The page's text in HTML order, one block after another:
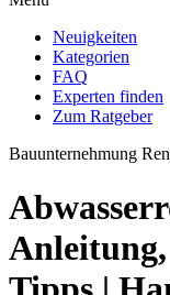
Neuigkeiten
Kategorien
FAQ
Experten finden
Zum Ratgeber
Bauunternehmung